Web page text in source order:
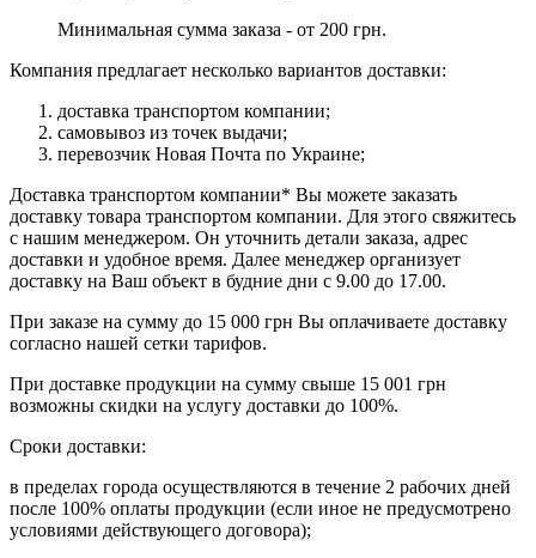
Минимальная сумма заказа - от 200 грн.
Компания предлагает несколько вариантов доставки:
доставка транспортом компании;
самовывоз из точек выдачи;
перевозчик Новая Почта по Украине;
Доставка транспортом компании* Вы можете заказать
доставку товара транспортом компании. Для этого свяжитесь
с нашим менеджером. Он уточнить детали заказа, адрес
доставки и удобное время. Далее менеджер организует
доставку на Ваш объект в будние дни с 9.00 до 17.00.
При заказе на сумму до 15 000 грн Вы оплачиваете доставку
согласно нашей сетки тарифов.
При доставке продукции на сумму свыше 15 001 грн
возможны скидки на услугу доставки до 100%.
Сроки доставки:
в пределах города осуществляются в течение 2 рабочих дней
после 100% оплаты продукции (если иное не предусмотрено
условиями действующего договора);